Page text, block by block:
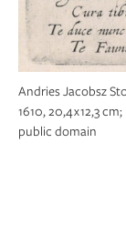
Andries Jacobsz
1610, 20,4 x 12,3
public domain